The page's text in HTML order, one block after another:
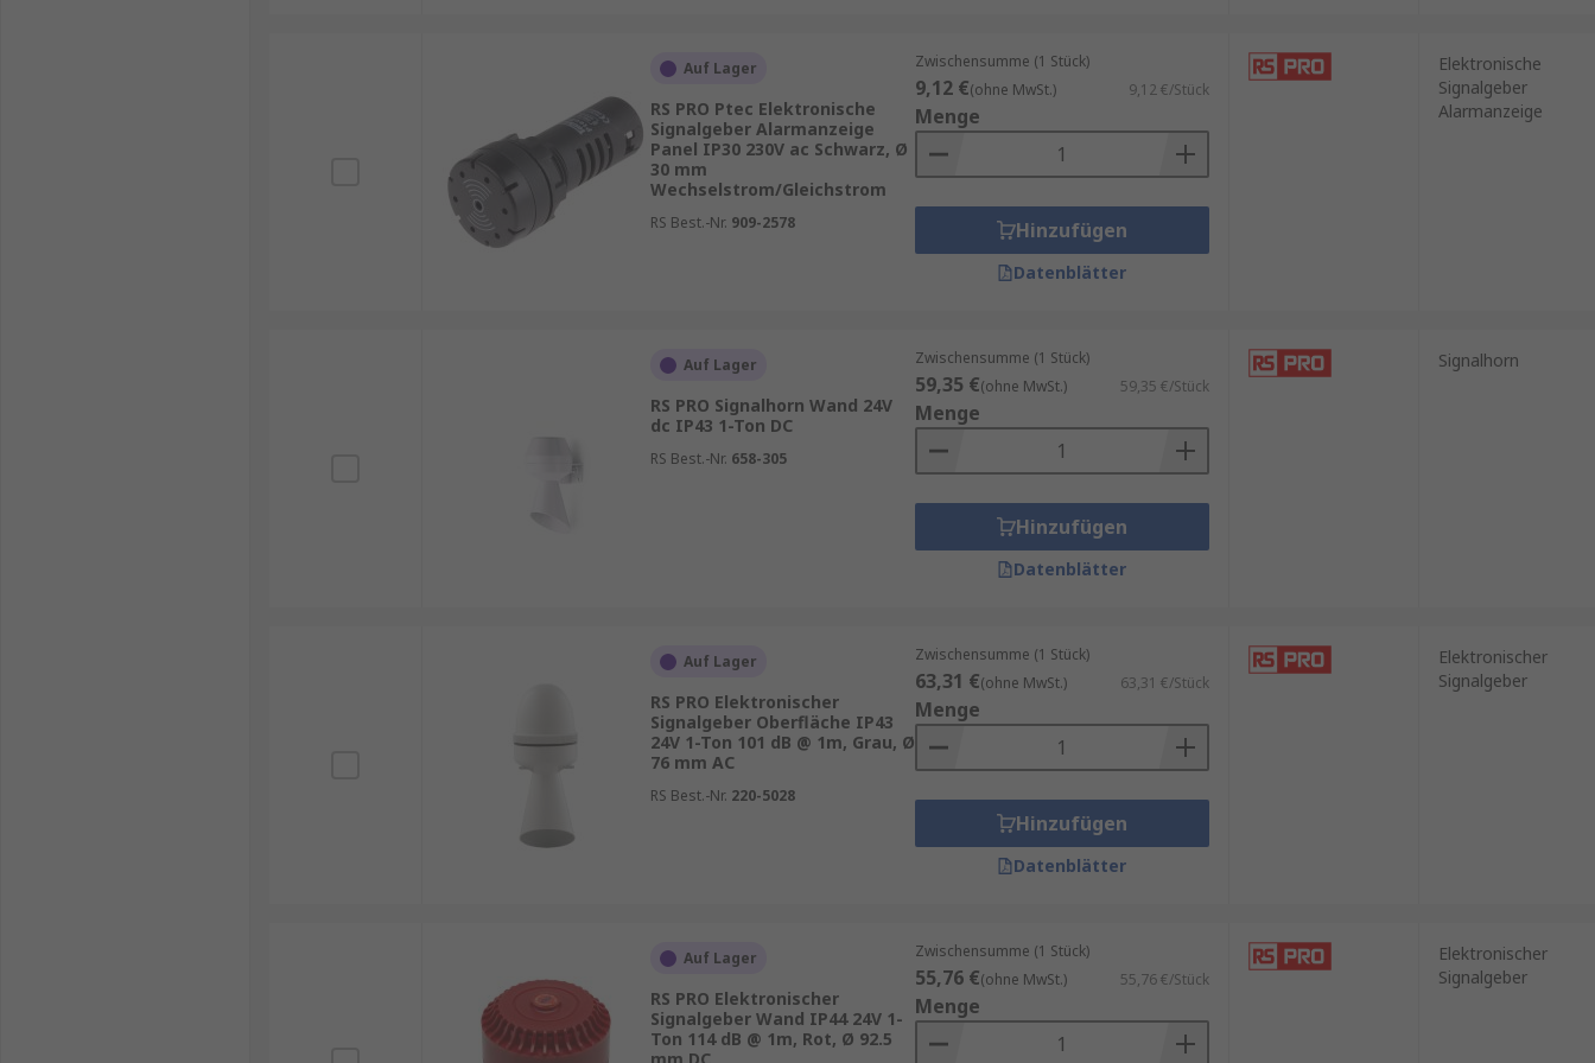
Auf Lager
RS PRO Ptec Elektronische
Signalgeber Alarmanzeige
Panel IP30 230V ac Schwarz, Ø
30 mm
Wechselstrom/Gleichstrom
RS Best.-Nr. 909-2578
Zwischensumme (1 Stück)
9,12 €(ohne MwSt.) 9,12 €/Stück
Menge
Hinzufügen
Datenblätter
Elektronische
Signalgeber
Alarmanzeige
Auf Lager
RS PRO Signalhorn Wand 24V
dc IP43 1-Ton DC
RS Best.-Nr. 658-305
Zwischensumme (1 Stück)
59,35 €(ohne MwSt.) 59,35 €/Stück
Menge
Hinzufügen
Datenblätter
Signalhorn
Auf Lager
RS PRO Elektronischer
Signalgeber Oberfläche IP43
24V 1-Ton 101 dB @ 1m, Grau, Ø
76 mm AC
RS Best.-Nr. 220-5028
Zwischensumme (1 Stück)
63,31 €(ohne MwSt.) 63,31 €/Stück
Menge
Hinzufügen
Datenblätter
Elektronischer
Signalgeber
Auf Lager
RS PRO Elektronischer
Signalgeber Wand IP44 24V 1-
Ton 114 dB @ 1m, Rot, Ø 92.5
Zwischensumme (1 Stück)
55,76 €(ohne MwSt.) 55,76 €/Stück
Menge
Elektronischer
Signalgeber